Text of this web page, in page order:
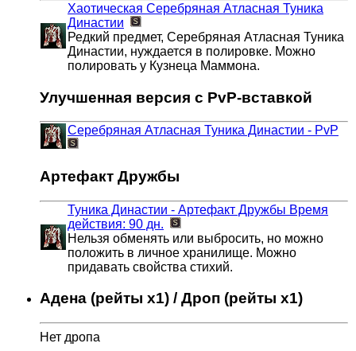
Хаотическая Серебряная Атласная Туника
Династии
Редкий предмет, Серебряная Атласная Туника
Династии, нуждается в полировке. Можно
полировать у Кузнеца Маммона.
Улучшенная версия с PvP-вставкой
Серебряная Атласная Туника Династии - PvP
Артефакт Дружбы
Туника Династии - Артефакт Дружбы Время
действия: 90 дн.
Нельзя обменять или выбросить, но можно
положить в личное хранилище. Можно
придавать свойства стихий.
Адена (рейты x1) / Дроп (рейты x1)
Нет дропа